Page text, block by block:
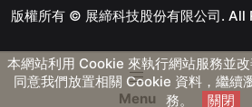
Menu
版權所有 © 展締科技股份有限公司.
本網站利用 Cookie 來執行網站服務並
同意我們放置相關 Cookie 資料，繼續
務。